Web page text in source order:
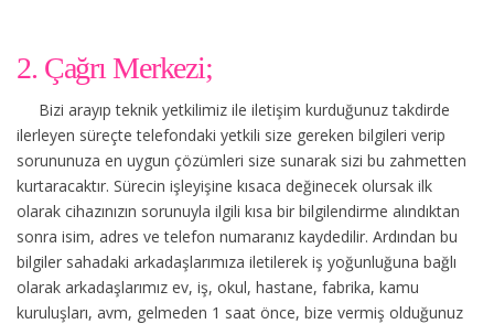
2. Çağrı Merkezi;
Bizi arayıp teknik yetkilimiz ile iletişim kurduğunuz takdirde
ilerleyen süreçte telefondaki yetkili size gereken bilgileri verip
sorununuza en uygun çözümleri size sunarak sizi bu zahmetten
kurtaracaktır. Sürecin işleyişine kısaca değinecek olursak ilk
olarak cihazınızın sorunuyla ilgili kısa bir bilgilendirme alındıktan
sonra isim, adres ve telefon numaranız kaydedilir. Ardından bu
bilgiler sahadaki arkadaşlarımıza iletilerek iş yoğunluğuna bağlı
olarak arkadaşlarımız ev, iş, okul, hastane, fabrika, kamu
kuruluşları, avm, gelmeden 1 saat önce, bize vermiş olduğunuz